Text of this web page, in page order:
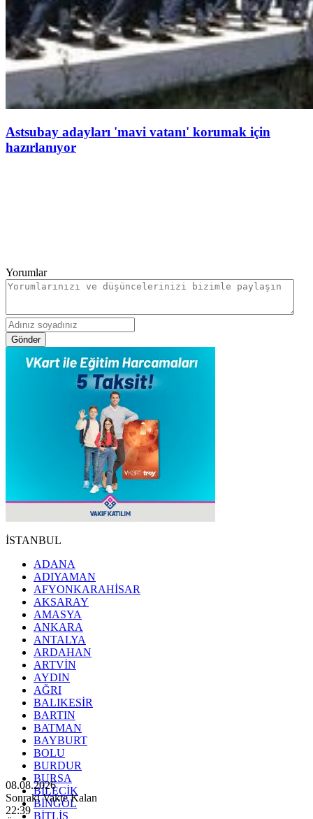
Astsubay adayları 'mavi vatanı' korumak için
hazırlanıyor
Yorumlar
Gönder
İSTANBUL
ADANA
ADIYAMAN
AFYONKARAHİSAR
AKSARAY
AMASYA
ANKARA
ANTALYA
ARDAHAN
ARTVİN
AYDIN
AĞRI
BALIKESİR
BARTIN
BATMAN
BAYBURT
BOLU
BURDUR
BURSA
BİLECİK
BİNGÖL
BİTLİS
08.08.2026
Sonraki Vakte Kalan
22:38